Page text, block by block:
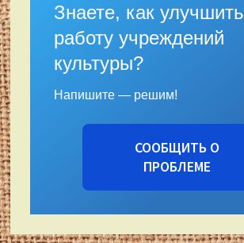
Знаете, как улучшить
работу учреждений
культуры?
Напишите — решим!
СООБЩИТЬ О
ПРОБЛЕМЕ